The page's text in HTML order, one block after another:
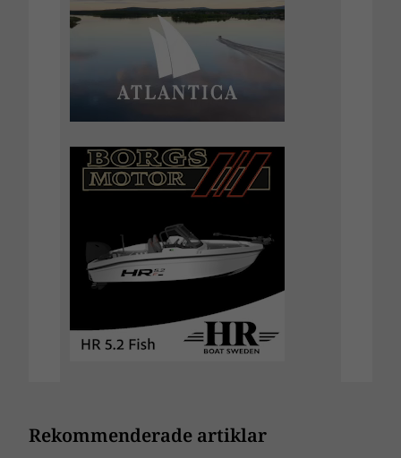
Rekommenderade artiklar